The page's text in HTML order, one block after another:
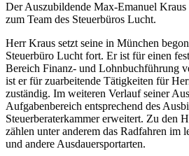
Der Auszubildende Max-Emanuel Kraus
zum Team des Steuerbüros Lucht.
Herr Kraus setzt seine in München
Steuerbüro Lucht fort. Er ist für einen
Bereich Finanz- und Lohnbuchführung
ist er für zuarbeitende Tätigkeiten für
zuständig. Im weiteren Verlauf seiner
Aufgabenbereich entsprechend des
Steuerberaterkammer erweitert. Zu den
zählen unter anderem das Radfahren im
und andere Ausdauersportarten.